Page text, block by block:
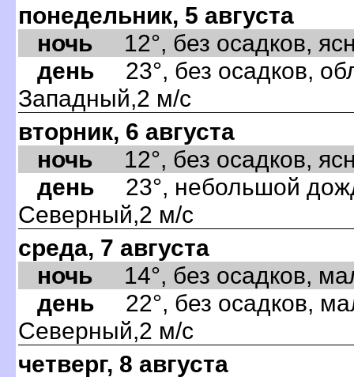
понедельник, 5 августа
ночь 12°, без осадков,
день 23°, без осадков,
Западный,2 м/с
вторник, 6 августа
ночь 12°, без осадков,
день 23°, небольшой
Северный,2 м/с
среда, 7 августа
ночь 14°, без осадков,
день 22°, без осадков,
Северный,2 м/с
четверг, 8 августа